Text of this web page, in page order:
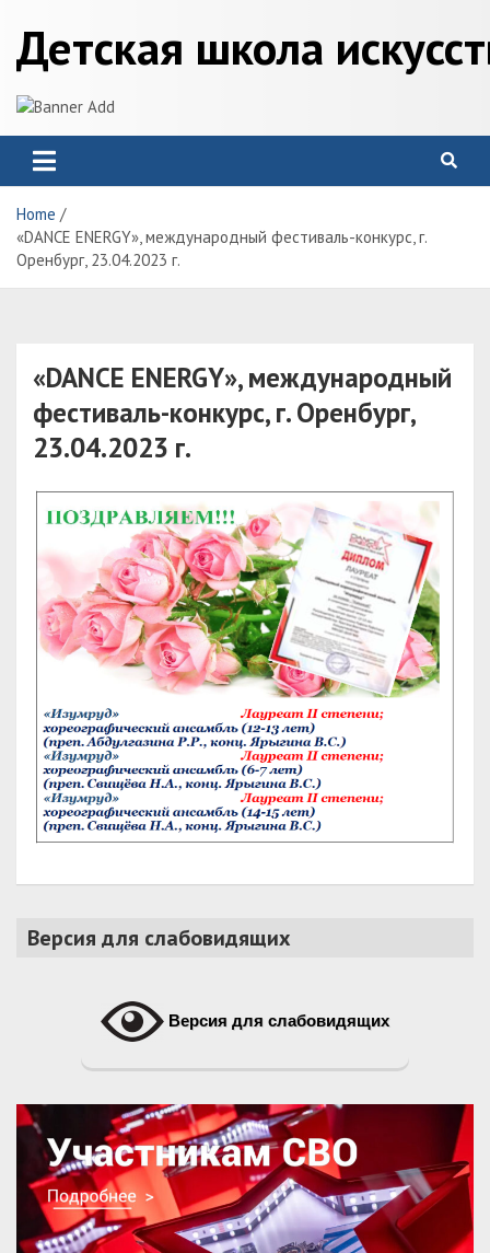
content
Детская школа
Home
«DANCE ENERGY», международный фестиваль-конкурс, г.
Оренбург, 23.04.2023 г.
«DANCE ENERGY», международный
фестиваль-конкурс, г. Оренбург,
23.04.2023 г.
Версия для слабовидящих
Версия для слабовидящих